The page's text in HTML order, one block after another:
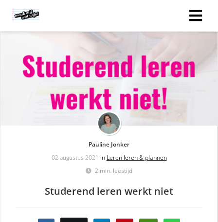
Pauline Jonker
02 augustus 2021 in Leren leren & plannen
2 min. leestijd
Studerend leren werkt niet